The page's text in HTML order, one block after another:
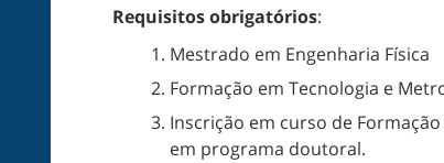
Requisitos obrigatórios:
Mestrado em Engenharia Física
Formação em Tecnologia e
Inscrição em curso de
em programa doutoral.